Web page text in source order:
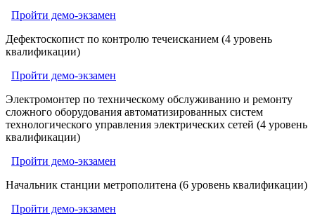
Пройти демо-экзамен
Дефектоскопист по контролю течеисканием (4 уровень
квалификации)
Пройти демо-экзамен
Электромонтер по техническому обслуживанию и ремонту
сложного оборудования автоматизированных систем
технологического управления электрических сетей (4 уровень
квалификации)
Пройти демо-экзамен
Начальник станции метрополитена (6 уровень квалификации)
Пройти демо-экзамен